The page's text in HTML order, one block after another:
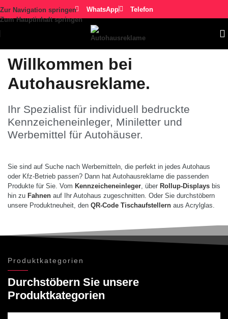
Zur Navigation springen
Zum Hauptinhalt springen
WhatsApp Telefon
Willkommen bei
Autohausreklame.
Ihr Spezialist für individuell bedruckte
Kennzeicheneinleger, Miniletter und
Werbemittel für Autohäuser.
Sie sind auf Suche nach Werbemitteln, die perfekt in jedes Autohaus
oder Kfz-Betrieb passen? Dann hat Autohausreklame die passenden
Produkte für Sie. Vom Kennzeicheneinleger, über Rollup-Displays bis
hin zu Fahnen auf Ihr Autohaus zugeschnitten. Oder Sie durchstöbern
unsere Produktneuheit, den QR-Code Tischaufstellern aus Acrylglas.
Produktkategorien
Durchstöbern Sie unsere
Produktkategorien